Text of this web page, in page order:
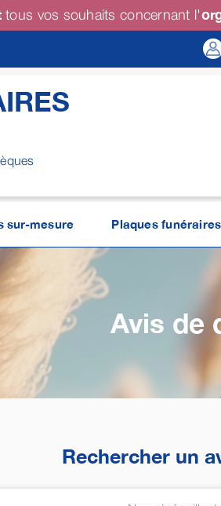
tous vos souhaits concernant l'
sur-mesure Plaques funéraires
Avis de
Rechercher un